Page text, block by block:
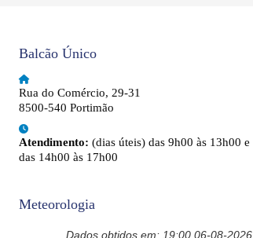
Balcão Único
Rua do Comércio, 29-31
8500-540 Portimão
Atendimento: (dias úteis) das 9h00 às 13h00 e
das 14h00 às 17h00
Meteorologia
Dados obtidos em: 19:00 06-08-2026